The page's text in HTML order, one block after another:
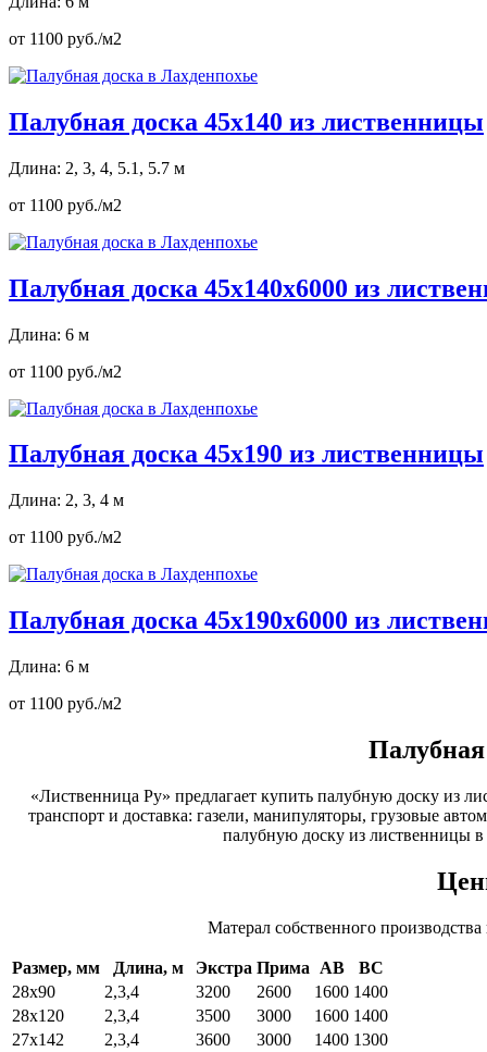
от 1100 руб./м2
Палубная доска 45х140 из лиственницы
Длина: 2, 3, 4, 5.1, 5.7 м
от 1100 руб./м2
Палубная доска 45х140х6000 из
Длина: 6 м
от 1100 руб./м2
Палубная доска 45х190 из лиственницы
Длина: 2, 3, 4 м
от 1100 руб./м2
Палубная доска 45х190х6000 из
Длина: 6 м
от 1100 руб./м2
«Лиственница Ру» предлагает купить палубную доску из
транспорт и доставка: газели, манипуляторы, грузовые
палубную доску из лиственницы
Матерал собственного
Размер, мм Длина, м Экстра Прима АВ
ВС
28х90
2,3,4 3200 2600 1600 1400
28х120
2,3,4 3500 3000 1600 1400
27х142
2,3,4 3600 3000 1400 1300